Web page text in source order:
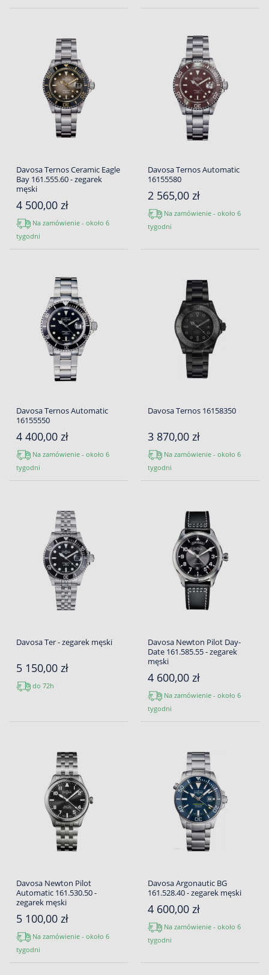
Davosa Ternos Ceramic Eagle
Bay 161.555.60 - zegarek
męski
4 500,00 zł
Na zamówienie - około 6
tygodni
Davosa Ternos Automatic
16155580
2 565,00 zł
Na zamówienie - około 6
tygodni
Davosa Ternos Automatic
16155550
4 400,00 zł
Na zamówienie - około 6
tygodni
Davosa Ternos 16158350
3 870,00 zł
Na zamówienie - około 6
tygodni
Davosa Ter - zegarek męski
5 150,00 zł
do 72h
Davosa Newton Pilot Day-
Date 161.585.55 - zegarek
męski
4 600,00 zł
Na zamówienie - około 6
tygodni
Davosa Newton Pilot
Automatic 161.530.50 -
zegarek męski
5 100,00 zł
Na zamówienie - około 6
tygodni
Davosa Argonautic BG
161.528.40 - zegarek męski
4 600,00 zł
Na zamówienie - około 6
tygodni